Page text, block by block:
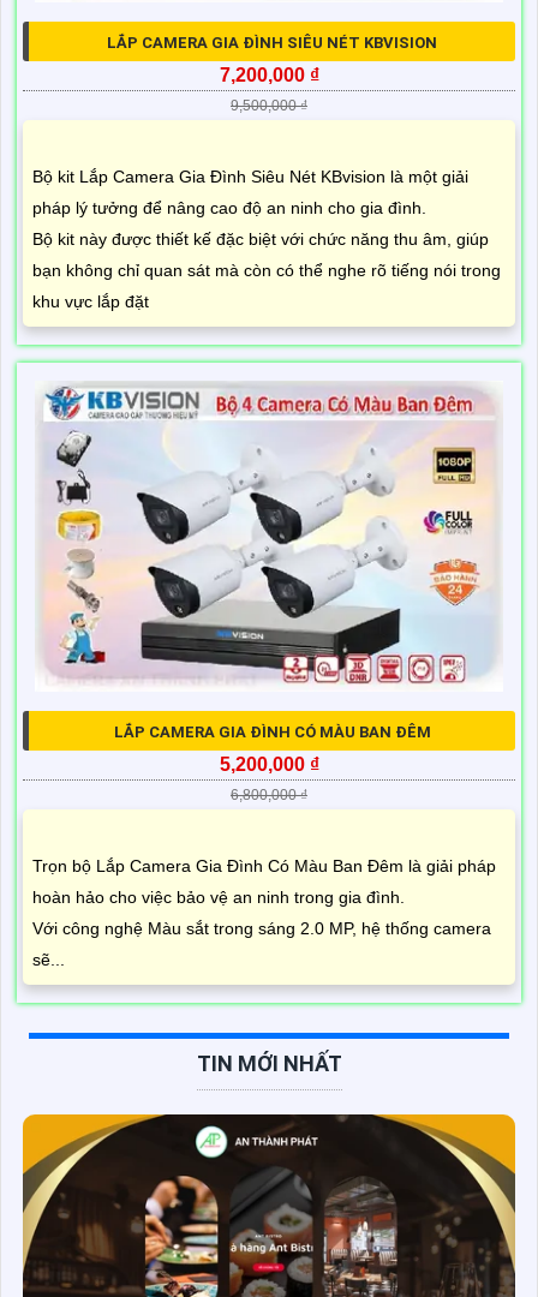
LẮP CAMERA GIA ĐÌNH SIÊU NÉT KBVISION
7,200,000 ₫
9,500,000 ₫
Bộ kit Lắp Camera Gia Đình Siêu Nét KBvision là một giải
pháp lý tưởng để nâng cao độ an ninh cho gia đình.
Bộ kit này được thiết kế đặc biệt với chức năng thu âm, giúp
bạn không chỉ quan sát mà còn có thể nghe rõ tiếng nói trong
khu vực lắp đặt
LẮP CAMERA GIA ĐÌNH CÓ MÀU BAN ĐÊM
5,200,000 ₫
6,800,000 ₫
Trọn bộ Lắp Camera Gia Đình Có Màu Ban Đêm là giải pháp
hoàn hảo cho việc bảo vệ an ninh trong gia đình.
Với công nghệ Màu sắt trong sáng 2.0 MP, hệ thống camera
sẽ...
TIN MỚI NHẤT